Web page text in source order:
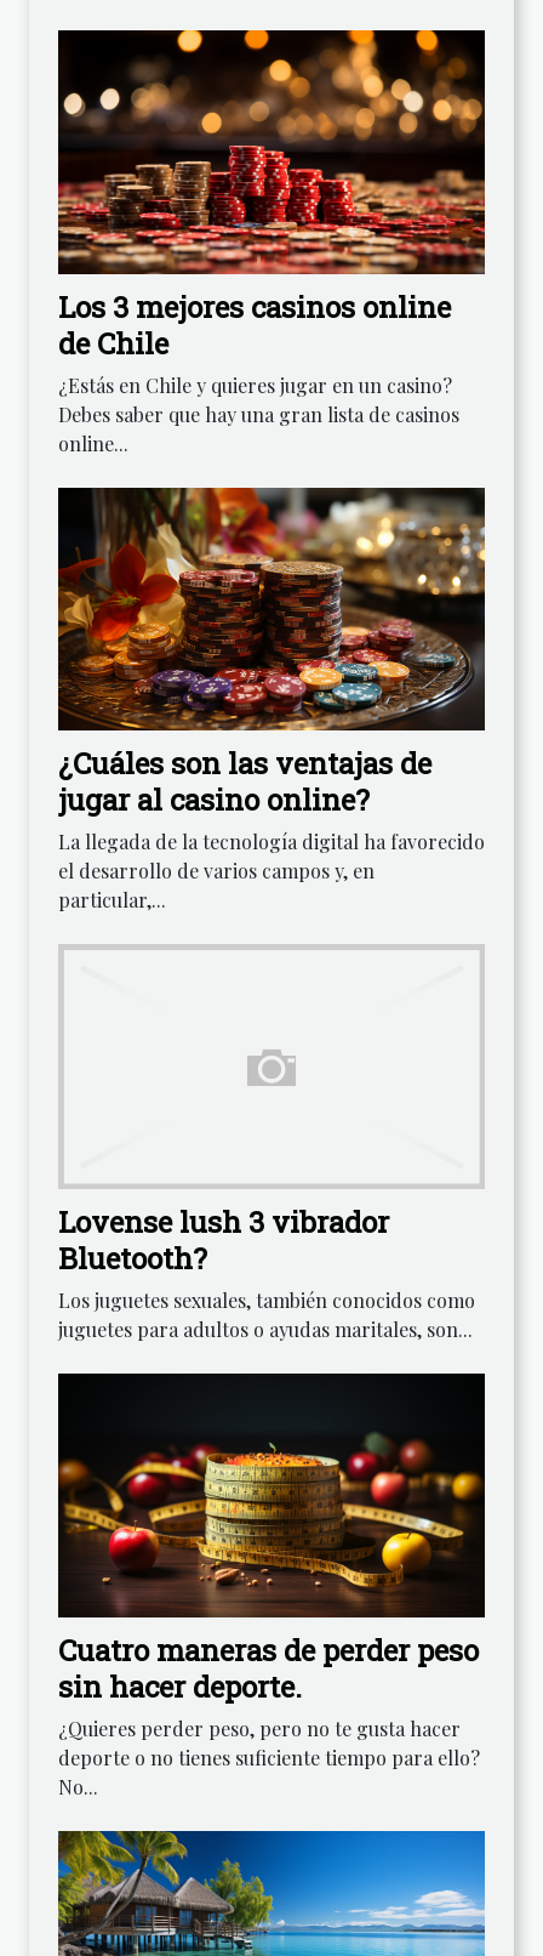
Los 3 mejores casinos online
de Chile
¿Estás en Chile y quieres jugar en un casino?
Debes saber que hay una gran lista de casinos
online...
¿Cuáles son las ventajas de
jugar al casino online?
La llegada de la tecnología digital ha favorecido
el desarrollo de varios campos y, en
particular,...
Lovense lush 3 vibrador
Bluetooth?
Los juguetes sexuales, también conocidos como
juguetes para adultos o ayudas maritales, son...
Cuatro maneras de perder peso
sin hacer deporte.
¿Quieres perder peso, pero no te gusta hacer
deporte o no tienes suficiente tiempo para ello?
No...